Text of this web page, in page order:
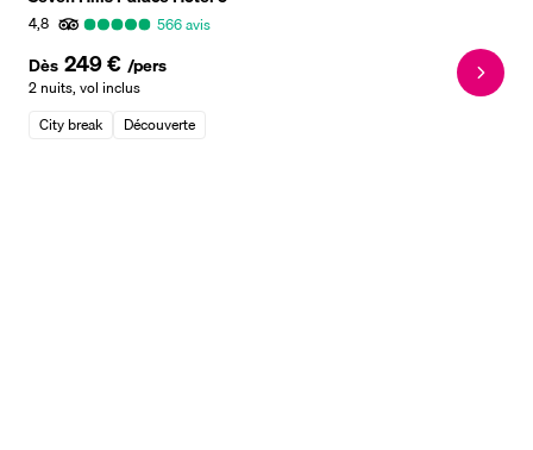
4,8
566avis
Dès 249 € /pers
2 nuits, vol inclus
City break
Découverte